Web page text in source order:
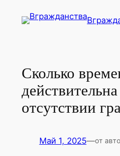
Сколько
отсутствии
Май 1, 2025—от